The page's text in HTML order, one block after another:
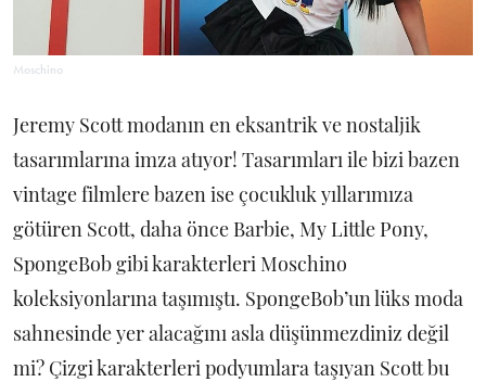
Moschino
Jeremy Scott modanın en eksantrik ve nostaljik
tasarımlarına imza atıyor! Tasarımları ile bizi bazen
vintage filmlere bazen ise çocukluk yıllarımıza
götüren Scott, daha önce Barbie, My Little Pony,
SpongeBob gibi karakterleri Moschino
koleksiyonlarına taşımıştı. SpongeBob’un lüks moda
sahnesinde yer alacağını asla düşünmezdiniz değil
mi? Çizgi karakterleri podyumlara taşıyan Scott bu